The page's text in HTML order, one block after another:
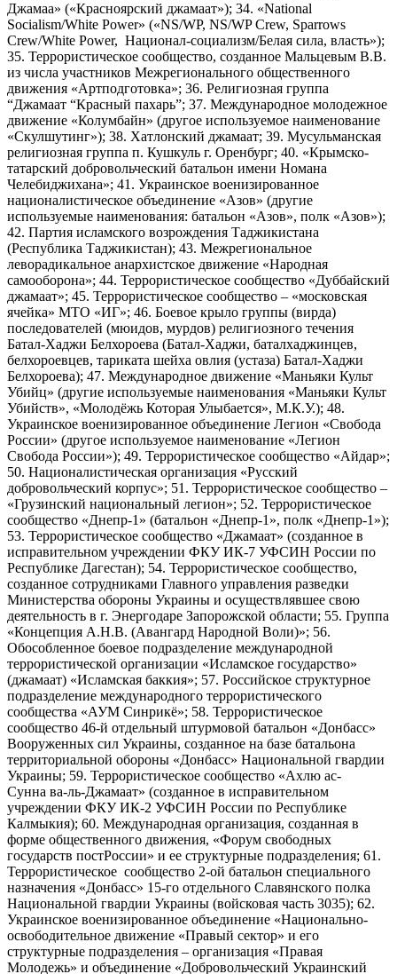
Джамаа» («Красноярский джамаат»); 34. «National
Socialism/White Power» («NS/WP, NS/WP Crew, Sparrows
Crew/White Power, Национал-социализм/Белая сила, власть»);
35. Террористическое сообщество, созданное Мальцевым В.В.
из числа участников Межрегионального общественного
движения «Артподготовка»; 36. Религиозная группа
“Джамаат “Красный пахарь”; 37. Международное молодежное
движение «Колумбайн» (другое используемое наименование
«Скулшутинг»); 38. Хатлонский джамаат; 39. Мусульманская
религиозная группа п. Кушкуль г. Оренбург; 40. «Крымско-
татарский добровольческий батальон имени Номана
Челебиджихана»; 41. Украинское военизированное
националистическое объединение «Азов» (другие
используемые наименования: батальон «Азов», полк «Азов»);
42. Партия исламского возрождения Таджикистана
(Республика Таджикистан); 43. Межрегиональное
леворадикальное анархистское движение «Народная
самооборона»; 44. Террористическое сообщество «Дуббайский
джамаат»; 45. Террористическое сообщество – «московская
ячейка» МТО «ИГ»; 46. Боевое крыло группы (вирда)
последователей (мюидов, мурдов) религиозного течения
Батал-Хаджи Белхороева (Батал-Хаджи, баталхаджинцев,
белхороевцев, тариката шейха овлия (устаза) Батал-Хаджи
Белхороева); 47. Международное движение «Маньяки Культ
Убийц» (другие используемые наименования «Маньяки Культ
Убийств», «Молодёжь Которая Улыбается», М.К.У.); 48.
Украинское военизированное объединение Легион «Свобода
России» (другое используемое наименование «Легион
Свобода России»); 49. Террористическое сообщество «Айдар»;
50. Националистическая организация «Русский
добровольческий корпус»; 51. Террористическое сообщество –
«Грузинский национальный легион»; 52. Террористическое
сообщество «Днепр-1» (батальон «Днепр-1», полк «Днепр-1»);
53. Террористическое сообщество «Джамаат» (созданное в
исправительном учреждении ФКУ ИК-7 УФСИН России по
Республике Дагестан); 54. Террористическое сообщество,
созданное сотрудниками Главного управления разведки
Министерства обороны Украины и осуществлявшее свою
деятельность в г. Энергодаре Запорожской области; 55. Группа
«Концепция А.Н.В. (Авангард Народной Воли)»; 56.
Обособленное боевое подразделение международной
террористической организации «Исламское государство»
(джамаат) «Исламская баккия»; 57. Российское структурное
подразделение международного террористического
сообщества «АУМ Синрикё»; 58. Террористическое
сообщество 46-й отдельный штурмовой батальон «Донбасс»
Вооруженных сил Украины, созданное на базе батальона
территориальной обороны «Донбасс» Национальной гвардии
Украины; 59. Террористическое сообщество «Ахлю ас-
Сунна ва-ль-Джамаат» (созданное в исправительном
учреждении ФКУ ИК-2 УФСИН России по Республике
Калмыкия); 60. Международная организация, созданная в
форме общественного движения, «Форум свободных
государств постРоссии» и ее структурные подразделения; 61.
Террористическое сообщество 2-ой батальон специального
назначения «Донбасс» 15-го отдельного Славянского полка
Национальной гвардии Украины (войсковая часть 3035); 62.
Украинское военизированное объединение «Национально-
освободительное движение «Правый сектор» и его
структурные подразделения – организация «Правая
Молодежь» и объединение «Добровольческий Украинский